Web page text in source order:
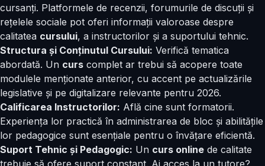
cursanți. Platformele de recenzii, forumurile de discuții și
rețelele sociale pot oferi informații valoroase despre
calitatea cursului, a instructorilor și a suportului tehnic.
Structura și Conținutul Cursului: Verifică tematica
abordată. Un curs complet ar trebui să acopere toate
modulele menționate anterior, cu accent pe actualizările
legislative și pe digitalizare relevante pentru 2026.
Calificarea Instructorilor: Află cine sunt formatorii.
Experiența lor practică în administrarea de bloc și abilitățile
lor pedagogice sunt esențiale pentru o învățare eficientă.
Suport Tehnic și Pedagogic: Un curs online de calitate
trebuie să ofere suport constant. Ai acces la un tutore?